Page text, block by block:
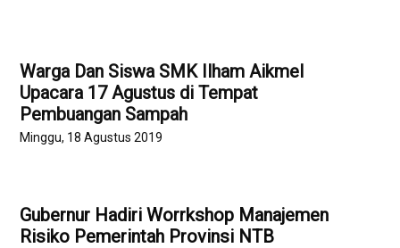
Warga Dan Siswa SMK Ilham Aikmel
Upacara 17 Agustus di Tempat
Pembuangan Sampah
Minggu, 18 Agustus 2019
Gubernur Hadiri Worrkshop Manajemen
Risiko Pemerintah Provinsi NTB